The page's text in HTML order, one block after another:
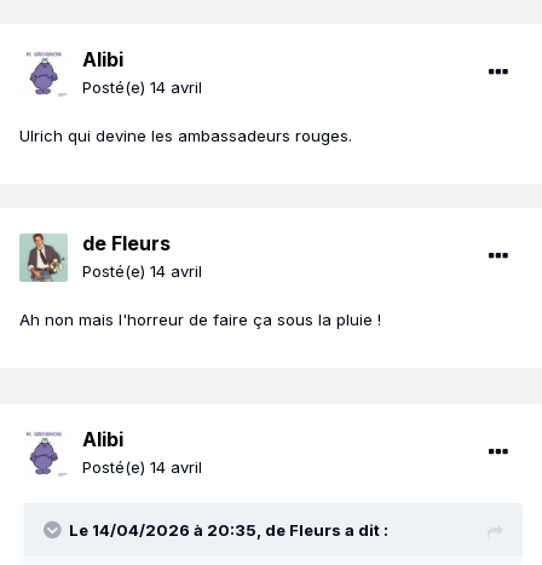
Alibi
Posté(e) 14 avril
Ulrich qui devine les ambassadeurs rouges.
de Fleurs
Posté(e) 14 avril
Ah non mais l'horreur de faire ça sous la pluie !
Alibi
Posté(e) 14 avril
Le 14/04/2026 à 20:35, de Fleurs a dit :